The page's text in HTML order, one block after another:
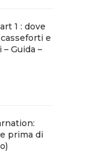
1 : dove
e
Guida –
prima di